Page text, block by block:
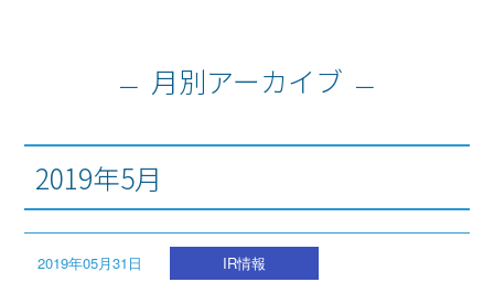
月別アーカイブ
2019年5月
2019年05月31日
IR情報